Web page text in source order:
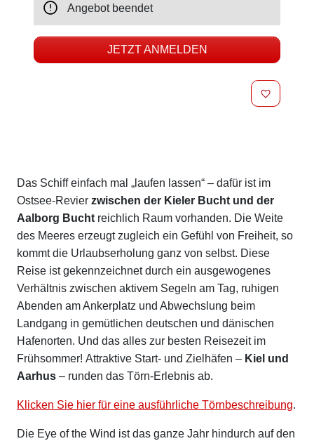
Angebot beendet
JETZT ANMELDEN
MERKEN
Beschreibung
Das Schiff einfach mal „laufen lassen“ – dafür ist im
Ostsee-Revier zwischen der Kieler Bucht und der
Aalborg Bucht reichlich Raum vorhanden. Die Weite
des Meeres erzeugt zugleich ein Gefühl von Freiheit, so
kommt die Urlaubserholung ganz von selbst. Diese
Reise ist gekennzeichnet durch ein ausgewogenes
Verhältnis zwischen aktivem Segeln am Tag, ruhigen
Abenden am Ankerplatz und Abwechslung beim
Landgang in gemütlichen deutschen und dänischen
Hafenorten. Und das alles zur besten Reisezeit im
Frühsommer! Attraktive Start- und Zielhäfen – Kiel und
Aarhus – runden das Törn-Erlebnis ab.
Klicken Sie hier für eine ausführliche Törnbeschreibung.
Die Eye of the Wind ist das ganze Jahr hindurch auf den